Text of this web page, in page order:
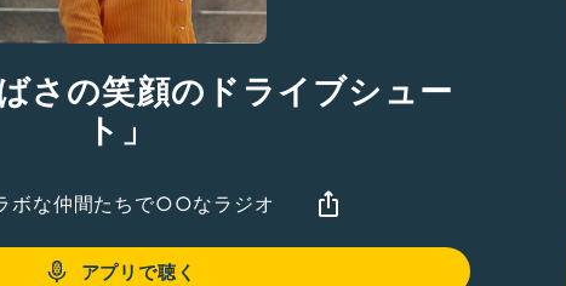
さの笑顔のドライブシュー
ト」
ボな仲間たちで○○なラジオ
アプリで聴く